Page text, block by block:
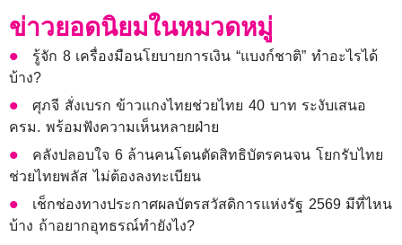
ข่าวยอดนิยมในหมวดหมู่
รู้จัก 8 เครื่องมือนโยบายการเงิน “แบงก์ชาติ” ทำอะไรได้
บ้าง?
ศุภจี สั่งเบรก ข้าวแกงไทยช่วยไทย 40 บาท ระงับเสนอ
ครม. พร้อมฟังความเห็นหลายฝ่าย
คลังปลอบใจ 6 ล้านคนโดนตัดสิทธิบัตรคนจน โยกรับไทย
ช่วยไทยพลัส ไม่ต้องลงทะเบียน
เช็กช่องทางประกาศผลบัตรสวัสดิการแห่งรัฐ 2569 มีที่ไหน
บ้าง ถ้าอยากอุทธรณ์ทำยังไง?